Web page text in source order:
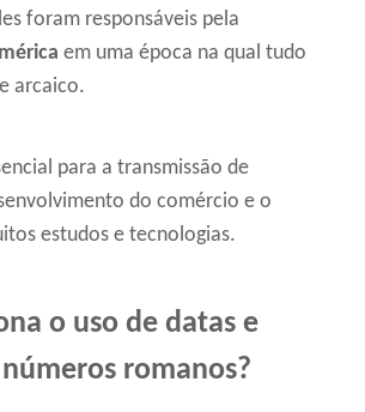
foram responsáveis pela
em uma época na qual tudo
arcaico.
para a transmissão de
do comércio e o
estudos e tecnologias.
o uso de datas e
romanos?